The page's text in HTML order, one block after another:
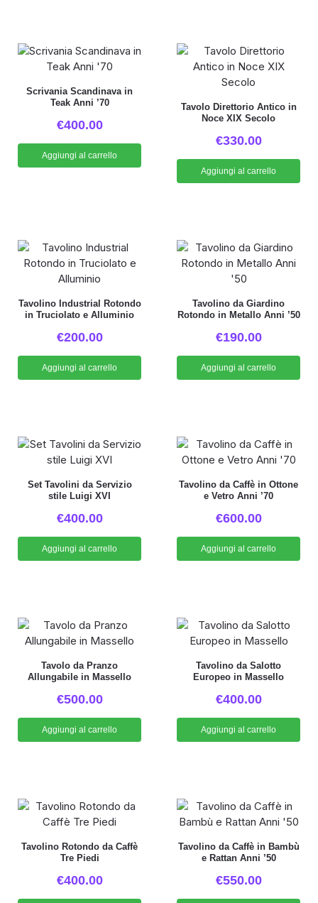
Scrivania Scandinava in
Teak Anni ’70
€400.00
Aggiungi al carrello
Tavolo Direttorio Antico in
Noce XIX Secolo
€330.00
Aggiungi al carrello
Tavolino Industrial Rotondo
in Truciolato e Alluminio
€200.00
Aggiungi al carrello
Tavolino da Giardino
Rotondo in Metallo Anni ’50
€190.00
Aggiungi al carrello
Set Tavolini da Servizio
stile Luigi XVI
€400.00
Aggiungi al carrello
Tavolino da Caffè in Ottone
e Vetro Anni ’70
€600.00
Aggiungi al carrello
Tavolo da Pranzo
Allungabile in Massello
€500.00
Aggiungi al carrello
Tavolino da Salotto
Europeo in Massello
€400.00
Aggiungi al carrello
Tavolino Rotondo da Caffè
Tre Piedi
€400.00
Tavolino da Caffè in Bambù
e Rattan Anni ’50
€550.00